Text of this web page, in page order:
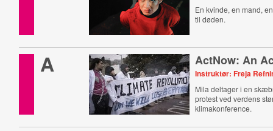
En kvinde, en mand,
til døden.
A ActNow: An
Instruktør: Freja
Mila deltager i en
protest ved verdens
klimakonference.